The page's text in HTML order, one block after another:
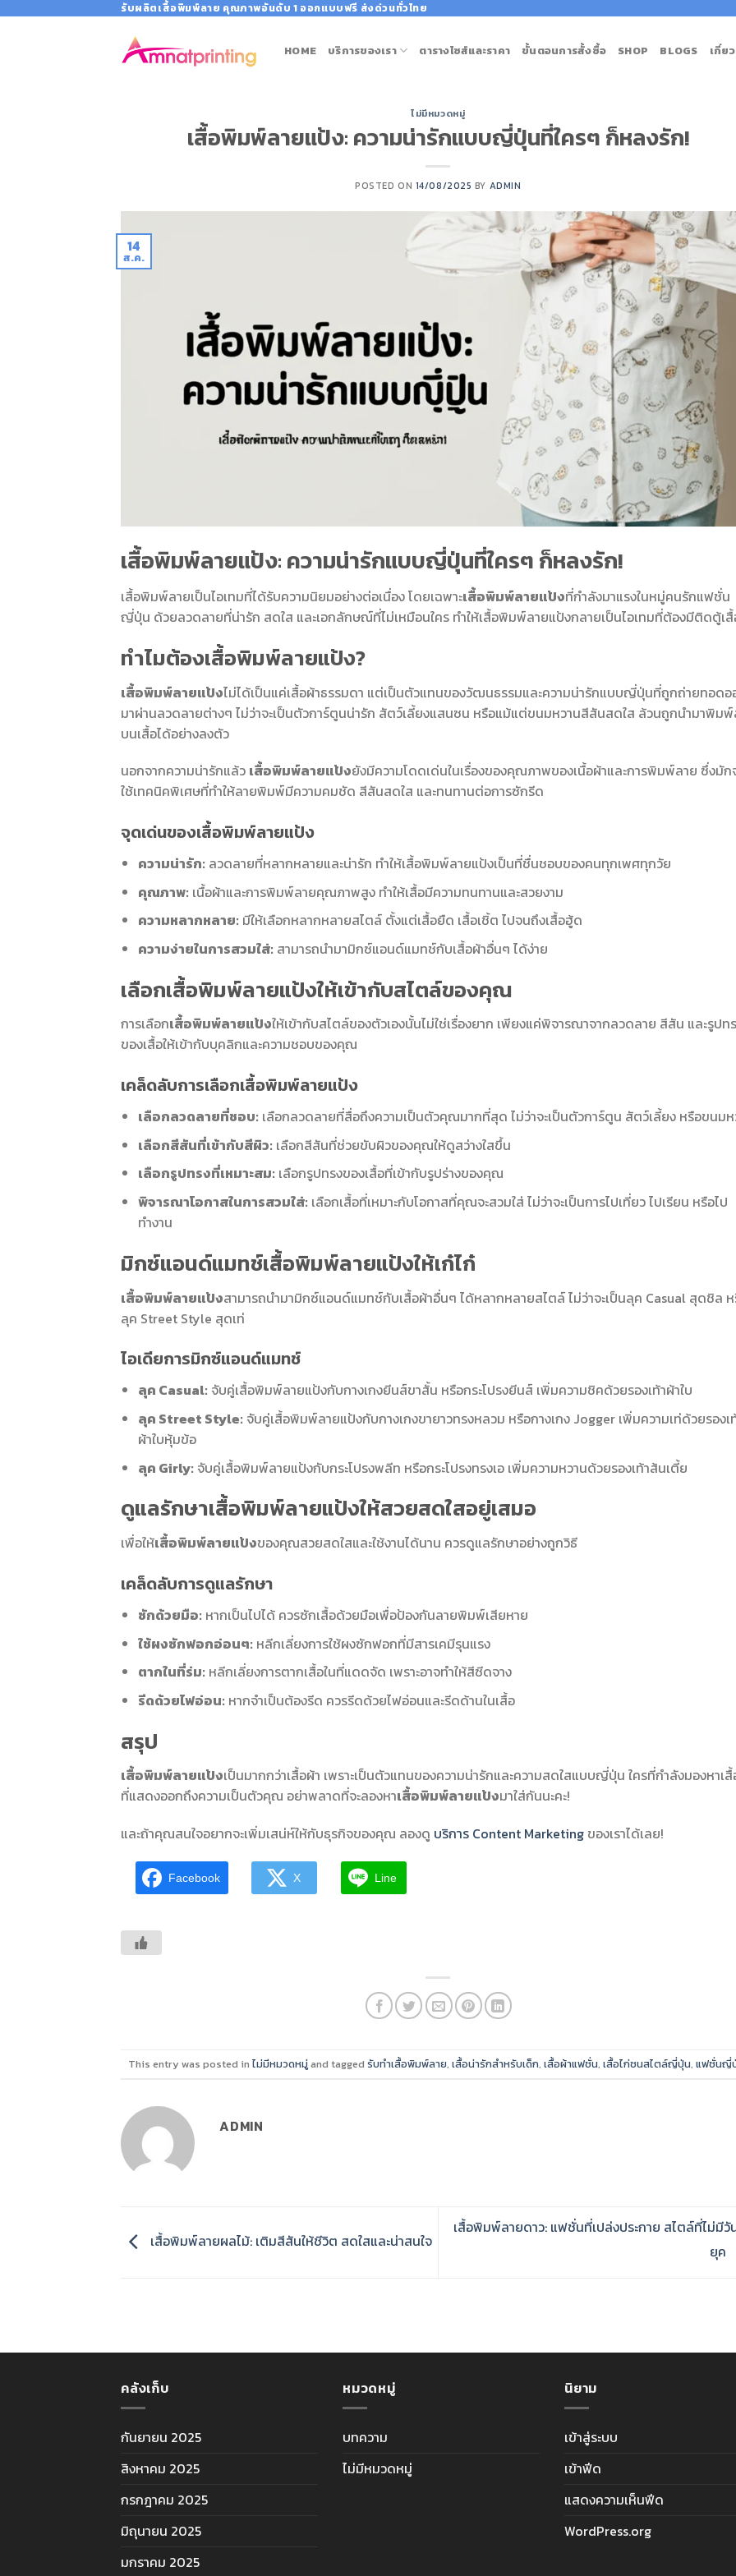
รับผลิตเสื้อพิมพ์ลาย คุณภาพอันดับ 1 ออกแบบฟรี ส่งด่วนทั่วไทย
HOME บริการของเรา ตารางไซส์และราคา ขั้นตอนการสั้งซื้อ SHOP BLOGS เกี่ย
ไม่มีหมวดหมู่
เสื้อพิมพ์ลายแป้ง: ความน่ารักแบบญี่ปุ่นที่ใครๆ ก็หลงรัก!
POSTED ON 14/08/2025 BY ADMIN
14
ส.ค.
เสื้อพิมพ์ลายแป้ง: ความน่ารักแบบญี่ปุ่นที่ใครๆ ก็หลงรัก!
เสื้อพิมพ์ลายเป็นไอเทมที่ได้รับความนิยมอย่างต่อเนื่อง โดยเฉพาะเสื้อพิมพ์ลายแป้งที่กำลังมาแรงในหมู่คนรักแฟชั่น
ญี่ปุ่น ด้วยลวดลายที่น่ารัก สดใส และเอกลักษณ์ที่ไม่เหมือนใคร ทำให้เสื้อพิมพ์ลายแป้งกลายเป็นไอเทมที่ต้องมีติดตู้เ
ทำไมต้องเสื้อพิมพ์ลายแป้ง?
เสื้อพิมพ์ลายแป้งไม่ได้เป็นแค่เสื้อผ้าธรรมดา แต่เป็นตัวแทนของวัฒนธรรมและความน่ารักแบบญี่ปุ่นที่ถูกถ่ายทอดอ
มาผ่านลวดลายต่างๆ ไม่ว่าจะเป็นตัวการ์ตูนน่ารัก สัตว์เลี้ยงแสนซน หรือแม้แต่ขนมหวานสีสันสดใส ล้วนถูกนำมาพิม
บนเสื้อได้อย่างลงตัว
นอกจากความน่ารักแล้ว เสื้อพิมพ์ลายแป้งยังมีความโดดเด่นในเรื่องของคุณภาพของเนื้อผ้าและการพิมพ์ลาย ซึ่งมัก
ใช้เทคนิคพิเศษที่ทำให้ลายพิมพ์มีความคมชัด สีสันสดใส และทนทานต่อการซักรีด
จุดเด่นของเสื้อพิมพ์ลายแป้ง
ความน่ารัก: ลวดลายที่หลากหลายและน่ารัก ทำให้เสื้อพิมพ์ลายแป้งเป็นที่ชื่นชอบของคนทุกเพศทุกวัย
คุณภาพ: เนื้อผ้าและการพิมพ์ลายคุณภาพสูง ทำให้เสื้อมีความทนทานและสวยงาม
ความหลากหลาย: มีให้เลือกหลากหลายสไตล์ ตั้งแต่เสื้อยืด เสื้อเชิ้ต ไปจนถึงเสื้อฮู้ด
ความง่ายในการสวมใส่: สามารถนำมามิกซ์แอนด์แมทช์กับเสื้อผ้าอื่นๆ ได้ง่าย
เลือกเสื้อพิมพ์ลายแป้งให้เข้ากับสไตล์ของคุณ
การเลือกเสื้อพิมพ์ลายแป้งให้เข้ากับสไตล์ของตัวเองนั้นไม่ใช่เรื่องยาก เพียงแค่พิจารณาจากลวดลาย สีสัน และรูปท
ของเสื้อให้เข้ากับบุคลิกและความชอบของคุณ
เคล็ดลับการเลือกเสื้อพิมพ์ลายแป้ง
เลือกลวดลายที่ชอบ: เลือกลวดลายที่สื่อถึงความเป็นตัวคุณมากที่สุด ไม่ว่าจะเป็นตัวการ์ตูน สัตว์เลี้ยง หรือขนม
เลือกสีสันที่เข้ากับสีผิว: เลือกสีสันที่ช่วยขับผิวของคุณให้ดูสว่างใสขึ้น
เลือกรูปทรงที่เหมาะสม: เลือกรูปทรงของเสื้อที่เข้ากับรูปร่างของคุณ
พิจารณาโอกาสในการสวมใส่: เลือกเสื้อที่เหมาะกับโอกาสที่คุณจะสวมใส่ ไม่ว่าจะเป็นการไปเที่ยว ไปเรียน หรือไป
ทำงาน
มิกซ์แอนด์แมทช์เสื้อพิมพ์ลายแป้งให้เก๋ไก๋
เสื้อพิมพ์ลายแป้งสามารถนำมามิกซ์แอนด์แมทช์กับเสื้อผ้าอื่นๆ ได้หลากหลายสไตล์ ไม่ว่าจะเป็นลุค Casual สุดชิล
ลุค Street Style สุดเท่
ไอเดียการมิกซ์แอนด์แมทช์
ลุค Casual: จับคู่เสื้อพิมพ์ลายแป้งกับกางเกงยีนส์ขาสั้น หรือกระโปรงยีนส์ เพิ่มความชิคด้วยรองเท้าผ้าใบ
ลุค Street Style: จับคู่เสื้อพิมพ์ลายแป้งกับกางเกงขายาวทรงหลวม หรือกางเกง Jogger เพิ่มความเท่ด้วยรองเ
ผ้าใบหุ้มข้อ
ลุค Girly: จับคู่เสื้อพิมพ์ลายแป้งกับกระโปรงพลีท หรือกระโปรงทรงเอ เพิ่มความหวานด้วยรองเท้าส้นเตี้ย
ดูแลรักษาเสื้อพิมพ์ลายแป้งให้สวยสดใสอยู่เสมอ
เพื่อให้เสื้อพิมพ์ลายแป้งของคุณสวยสดใสและใช้งานได้นาน ควรดูแลรักษาอย่างถูกวิธี
เคล็ดลับการดูแลรักษา
ซักด้วยมือ: หากเป็นไปได้ ควรซักเสื้อด้วยมือเพื่อป้องกันลายพิมพ์เสียหาย
ใช้ผงซักฟอกอ่อนๆ: หลีกเลี่ยงการใช้ผงซักฟอกที่มีสารเคมีรุนแรง
ตากในที่ร่ม: หลีกเลี่ยงการตากเสื้อในที่แดดจัด เพราะอาจทำให้สีซีดจาง
รีดด้วยไฟอ่อน: หากจำเป็นต้องรีด ควรรีดด้วยไฟอ่อนและรีดด้านในเสื้อ
สรุป
เสื้อพิมพ์ลายแป้งเป็นมากกว่าเสื้อผ้า เพราะเป็นตัวแทนของความน่ารักและความสดใสแบบญี่ปุ่น ใครที่กำลังมองหาเ
ที่แสดงออกถึงความเป็นตัวคุณ อย่าพลาดที่จะลองหาเสื้อพิมพ์ลายแป้งมาใส่กันนะคะ!
และถ้าคุณสนใจอยากจะเพิ่มเสน่ห์ให้กับธุรกิจของคุณ ลองดู บริการ Content Marketing ของเราได้เลย!
Facebook X Line
This entry was posted inไม่มีหมวดหมู่ and taggedรับทำเสื้อพิมพ์ลาย,เสื้อน่ารักสำหรับเด็ก,เสื้อผ้าแฟชั่น,เสื้อไก่ชนสไตล์ญี่ปุ่น,แฟชั่นญี่
ADMIN
เสื้อพิมพ์ลายผลไม้: เติมสีสันให้ชีวิต สดใสและน่าสนใจ
เสื้อพิมพ์ลายดาว: แฟชั่นที่เปล่งประกาย สไตล์ที่ไม่มี
ยุค
คลังเก็บ
กันยายน 2025
สิงหาคม 2025
กรกฎาคม 2025
มิถุนายน 2025
มกราคม 2025
หมวดหมู่
บทความ
ไม่มีหมวดหมู่
นิยาม
เข้าสู่ระบบ
เข้าฟีด
แสดงความเห็นฟีด
WordPress.org